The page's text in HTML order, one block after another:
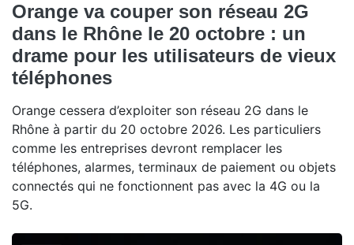
Orange va couper son réseau 2G
dans le Rhône le 20 octobre : un
drame pour les utilisateurs de vieux
téléphones
Orange cessera d’exploiter son réseau 2G dans le
Rhône à partir du 20 octobre 2026. Les particuliers
comme les entreprises devront remplacer les
téléphones, alarmes, terminaux de paiement ou objets
connectés qui ne fonctionnent pas avec la 4G ou la
5G.